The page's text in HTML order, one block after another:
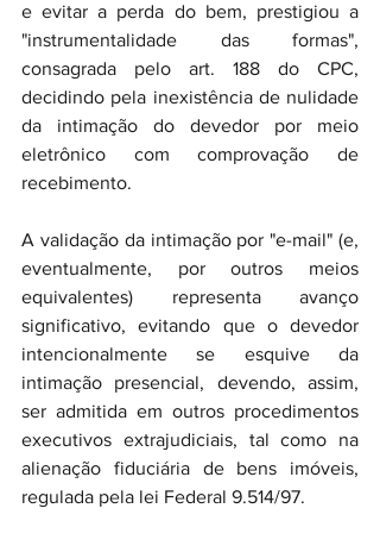
e evitar a perda do bem, prestigiou a
"instrumentalidade das formas",
consagrada pelo art. 188 do CPC,
decidindo pela inexistência de nulidade
da intimação do devedor por meio
eletrônico com comprovação de
recebimento.
A validação da intimação por "e-mail" (e,
eventualmente, por outros meios
equivalentes) representa avanço
significativo, evitando que o devedor
intencionalmente se esquive da
intimação presencial, devendo, assim,
ser admitida em outros procedimentos
executivos extrajudiciais, tal como na
alienação fiduciária de bens imóveis,
regulada pela lei Federal 9.514/97.